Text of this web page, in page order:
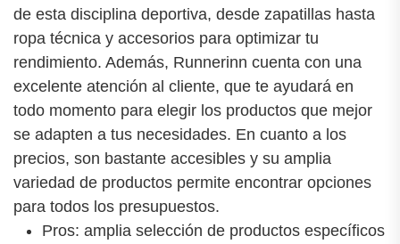
de esta disciplina deportiva, desde zapatillas hasta
ropa técnica y accesorios para optimizar tu
rendimiento. Además, Runnerinn cuenta con una
excelente atención al cliente, que te ayudará en
todo momento para elegir los productos que mejor
se adapten a tus necesidades. En cuanto a los
precios, son bastante accesibles y su amplia
variedad de productos permite encontrar opciones
para todos los presupuestos.
Pros: amplia selección de productos específicos